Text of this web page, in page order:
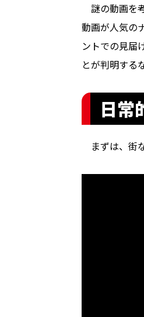
謎の動画を
動画が人気の
ントでの見届
とが判明する
日常
まずは、街